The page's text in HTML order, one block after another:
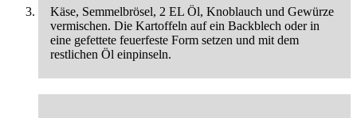
Käse, Semmelbrösel, 2 EL Öl, Knoblauch und Gewürze
vermischen. Die Kartoffeln auf ein Backblech oder in
eine gefettete feuerfeste Form setzen und mit dem
restlichen Öl einpinseln.